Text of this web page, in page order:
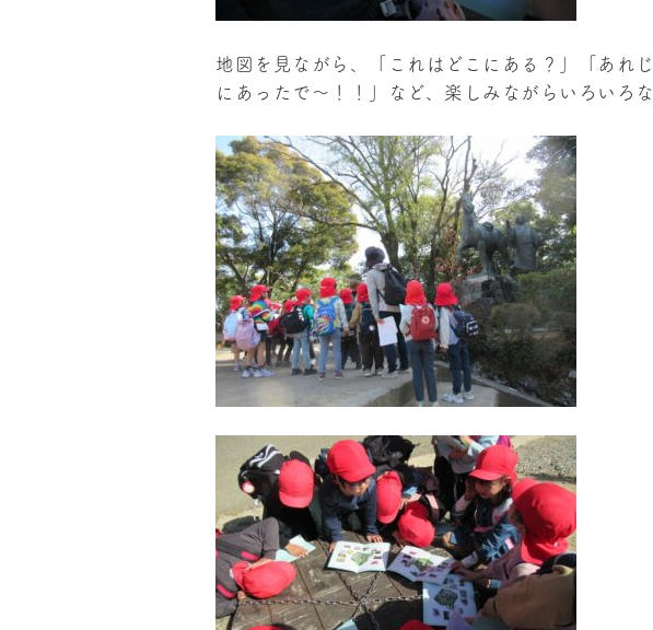
地図を見ながら、「これはどこにある？」「あれ
にあったで～！！」など、楽しみながらいろいろ